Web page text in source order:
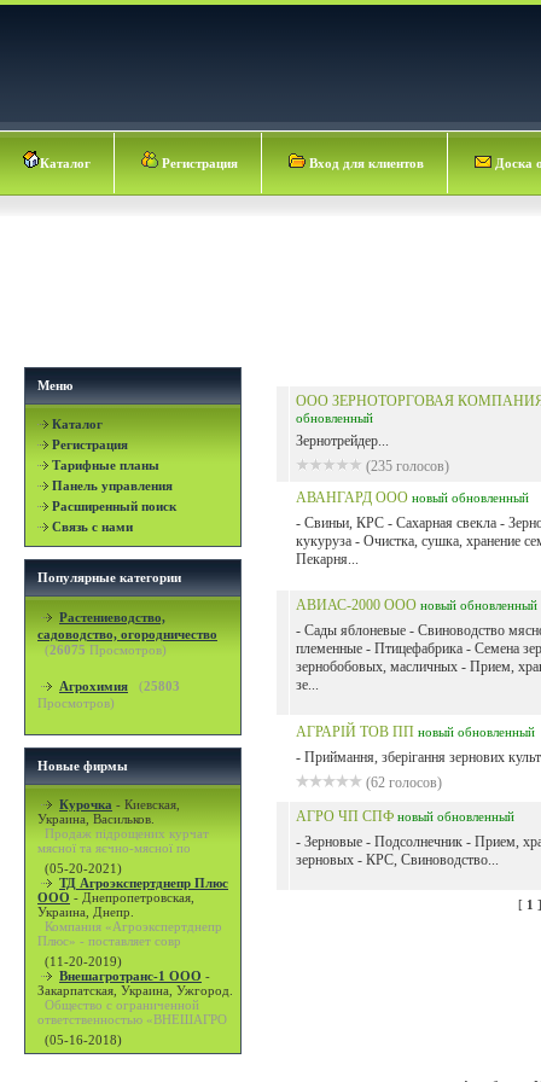
Каталог Регистрация Вход для клиентов Доска
Меню
Каталог
Регистрация
Тарифные планы
Панель управления
Расширенный поиск
Связь с нами
Популярные категории
Растениеводство,
садоводство, огородничество
(26075 Просмотров)
Агрохимия (25803
Просмотров)
Новые фирмы
Курочка - Киевская,
Украина, Васильков.
Продаж підрощених курчат
мясної та яєчно-мясної по
(05-20-2021)
ТД Агроэкспертднепр Плюс
ООО - Днепропетровская,
Украина, Днепр.
Компания «Агроэкспертднепр
Плюс» - поставляет совр
(11-20-2019)
Внешагротранс-1 ООО -
Закарпатская, Украина, Ужгород.
Общество с ограниченной
ответственностью «ВНЕШАГРО
(05-16-2018)
OOO ЗЕРНОТОРГОВАЯ
обновленный
Зернотрейдер...
(235 голосов)
АВАНГАРД ООО новый обновленный
- Свиньи, КРС - Сахарная свекла -
кукуруза - Очистка, сушка, хранение
Пекарня...
АВИАС-2000 ООО новый обновленный
- Сады яблоневые - Свиноводство
племенные - Птицефабрика - Семена
зернобобовых, масличных - Прием,
зе...
АГРАРІЙ ТОВ ПП новый обновленный
- Приймання, зберігання зернових
(62 голосов)
АГРО ЧП СПФ новый обновленный
- Зерновые - Подсолнечник - Прием,
зерновых - КРС, Свиноводство...
[ 1